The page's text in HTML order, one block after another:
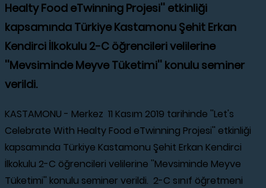
Healty Food eTwinning Projesi'' etkinliği
kapsamında Türkiye Kastamonu Şehit Erkan
Kendirci İlkokulu 2-C öğrencileri velilerine
''Mevsiminde Meyve Tüketimi'' konulu seminer
verildi.
KASTAMONU - Merkez 11 Kasım 2019 tarihinde ''Let's
Celebrate With Healty Food eTwinning Projesi'' etkinliği
kapsamında Türkiye Kastamonu Şehit Erkan Kendirci
İlkokulu 2-C öğrencileri velilerine ''Mevsiminde Meyve
Tüketimi'' konulu seminer verildi. 2-C sınıf öğretmeni